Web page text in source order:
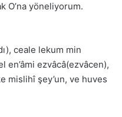
O’na yöneliyorum.
ceale lekum min
en’âmi ezvâcâ(ezvâcen),
mislihî şey’un, ve huves